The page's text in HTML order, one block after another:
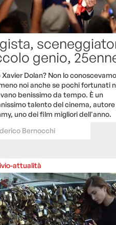
genio,
Xavier Dolan? Non lo conoscevamo
noi anche se pochi fortunati
benissimo da tempo. È un
talento del cinema, autore
uno dei film migliori dell'anno.
Bernocchi
attualità